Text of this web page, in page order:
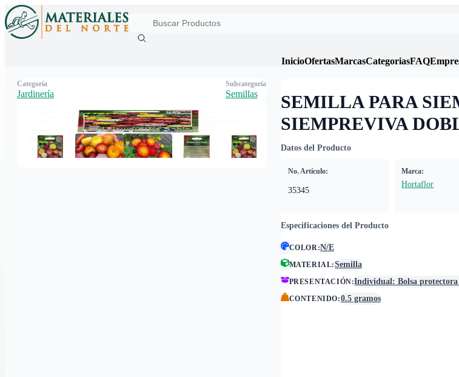
InicioOfertasMarcasCategoriasFAQ
SEMILLA PARA
SIEMPREVIVA
Datos del Producto
No. Artículo:
35345
Marca:
Hortaflor
Especificaciones del Producto
COLOR:N/E
MATERIAL:Semilla
PRESENTACIÓN:Individual: Bolsa protectora
CONTENIDO:0.5 gramos
Categoría
Jardinería
Subcategoría
Semillas